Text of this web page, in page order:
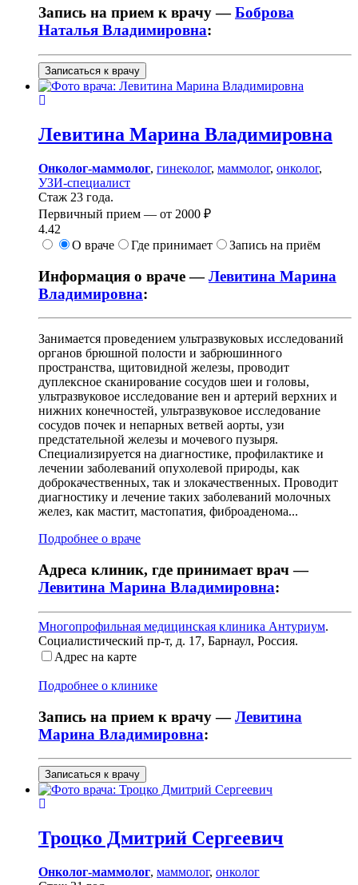
Запись на прием к врачу —Боброва
Наталья Владимировна:
Записаться к врачу
Левитина Марина Владимировна
Онколог-маммолог, гинеколог, маммолог, онколог,
УЗИ-специалист
Стаж 23 года.
Первичный прием — от 2000 ₽
4.42
О враче
Где принимает Запись на приём
Информация о враче —Левитина Марина
Владимировна:
Занимается проведением ультразвуковых исследований
органов брюшной полости и забрюшинного
пространства, щитовидной железы, проводит
дуплексное сканирование сосудов шеи и головы,
ультразвуковое исследование вен и артерий верхних и
нижних конечностей, ультразвуковое исследование
сосудов почек и непарных ветвей аорты, узи
предстательной железы и мочевого пузыря.
Специализируется на диагностике, профилактике и
лечении заболеваний опухолевой природы, как
доброкачественных, так и злокачественных. Проводит
диагностику и лечение таких заболеваний молочных
желез, как мастит, мастопатия, фиброаденома...
Подробнее о враче
Адреса клиник, где принимает врач —
Левитина Марина Владимировна:
Многопрофильная медицинская клиника Антуриум.
Социалистический пр-т, д. 17, Барнаул, Россия.
Адрес на карте
Подробнее о клинике
Запись на прием к врачу —Левитина
Марина Владимировна:
Записаться к врачу
Троцко Дмитрий Сергеевич
Онколог-маммолог, маммолог, онколог